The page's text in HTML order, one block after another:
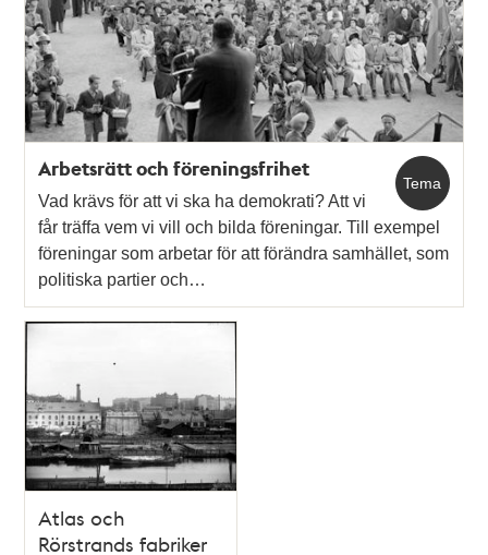
och
teman
Tema
Arbetsrätt och föreningsfrihet
Vad krävs för att vi ska ha demokrati? Att vi
får träffa vem vi vill och bilda föreningar. Till exempel
föreningar som arbetar för att förändra samhället, som
politiska partier och…
Atlas och
Rörstrands fabriker